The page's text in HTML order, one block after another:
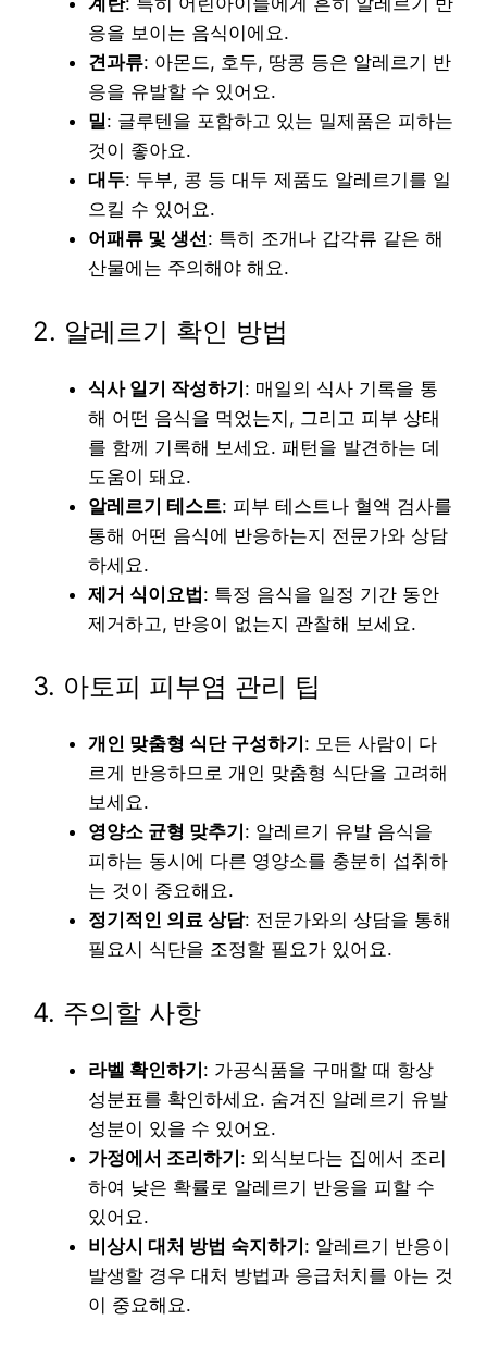
응을 보이는 음식이에요.
견과류: 아몬드, 호두, 땅콩 등은 알레르기 반
응을 유발할 수 있어요.
밀: 글루텐을 포함하고 있는 밀제품은 피하는
것이 좋아요.
대두: 두부, 콩 등 대두 제품도 알레르기를 일
으킬 수 있어요.
어패류 및 생선: 특히 조개나 갑각류 같은 해
산물에는 주의해야 해요.
2. 알레르기 확인 방법
식사 일기 작성하기: 매일의 식사 기록을 통
해 어떤 음식을 먹었는지, 그리고 피부 상태
를 함께 기록해 보세요. 패턴을 발견하는 데
도움이 돼요.
알레르기 테스트: 피부 테스트나 혈액 검사를
통해 어떤 음식에 반응하는지 전문가와 상담
하세요.
제거 식이요법: 특정 음식을 일정 기간 동안
제거하고, 반응이 없는지 관찰해 보세요.
3. 아토피 피부염 관리 팁
개인 맞춤형 식단 구성하기 : 모든 사람이 다
르게 반응하므로 개인 맞춤형 식단을 고려해
보세요.
영양소 균형 맞추기 : 알레르기 유발 음식을
피하는 동시에 다른 영양소를 충분히 섭취하
는 것이 중요해요.
정기적인 의료 상담: 전문가와의 상담을 통해
필요시 식단을 조정할 필요가 있어요.
4. 주의할 사항
라벨 확인하기: 가공식품을 구매할 때 항상
성분표를 확인하세요. 숨겨진 알레르기 유발
성분이 있을 수 있어요.
가정에서 조리하기: 외식보다는 집에서 조리
하여 낮은 확률로 알레르기 반응을 피할 수
있어요.
비상시 대처 방법 숙지하기: 알레르기 반응이
발생할 경우 대처 방법과 응급처치를 아는 것
이 중요해요.